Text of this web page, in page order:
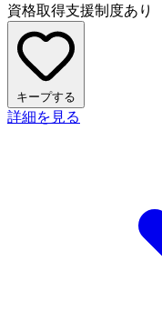
資格取得支援制度あり
キープする
詳細を見る